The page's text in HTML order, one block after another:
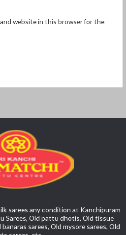
and website in this browser for the
sarees any condition at Kanchipuram
Sarees, Old pattu dhotis, Old tissue
sarees, Old mysore sarees, Old